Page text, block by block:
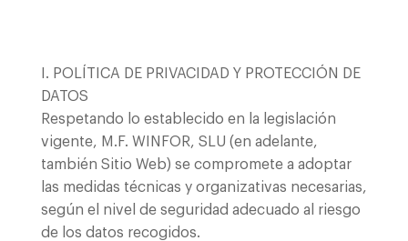
I. POLÍTICA DE PRIVACIDAD Y PROTECCIÓN DE
DATOS
Respetando lo establecido en la legislación
vigente, M.F. WINFOR, SLU (en adelante,
también Sitio Web) se compromete a adoptar
las medidas técnicas y organizativas necesarias,
según el nivel de seguridad adecuado al riesgo
de los datos recogidos.